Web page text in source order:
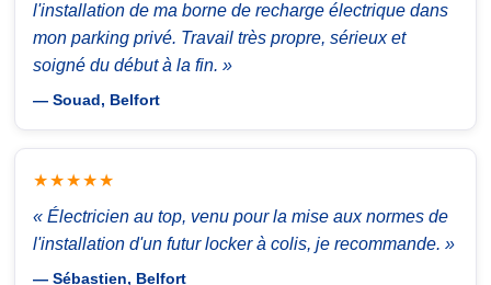
l'installation de ma borne de recharge électrique dans
mon parking privé. Travail très propre, sérieux et
soigné du début à la fin. »
— Souad, Belfort
★★★★★
« Électricien au top, venu pour la mise aux normes de
l'installation d'un futur locker à colis, je recommande. »
— Sébastien, Belfort